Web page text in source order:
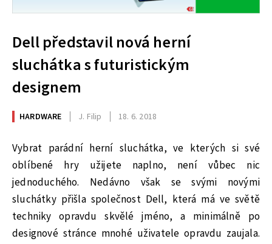
Dell představil nová herní
sluchátka s futuristickým
designem
HARDWARE J. Filip 18. 6. 2018
Vybrat parádní herní sluchátka, ve kterých si své
oblíbené hry užijete naplno, není vůbec nic
jednoduchého. Nedávno však se svými novými
sluchátky přišla společnost Dell, která má ve světě
techniky opravdu skvělé jméno, a minimálně po
designové stránce mnohé uživatele opravdu zaujala.